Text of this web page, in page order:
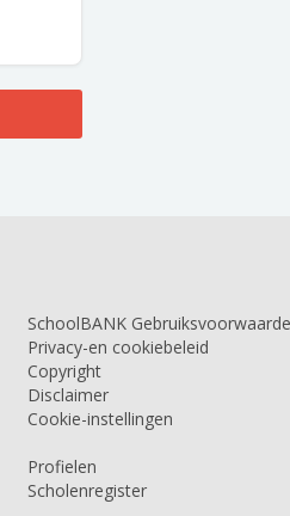
SchoolBANK
Privacy-en cookiebeleid
Copyright
Disclaimer
Cookie-instellingen
Profielen
Scholenregister